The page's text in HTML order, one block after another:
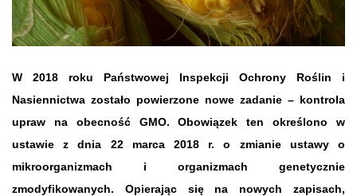
W 2018 roku Państwowej Inspekcji Ochrony Roślin i
Nasiennictwa zostało powierzone nowe zadanie – kontrola
upraw na obecność GMO. Obowiązek ten określono w
ustawie z dnia 22 marca 2018 r. o zmianie ustawy o
mikroorganizmach i organizmach genetycznie
zmodyfikowanych. Opierając się na nowych zapisach,